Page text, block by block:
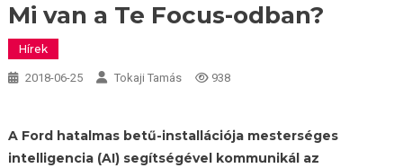
Mi van a Te Focus-odban?
Hírek
2018-06-25 Tokaji Tamás 938
A Ford hatalmas betű-installációja mesterséges
intelligencia (AI) segítségével kommunikál az